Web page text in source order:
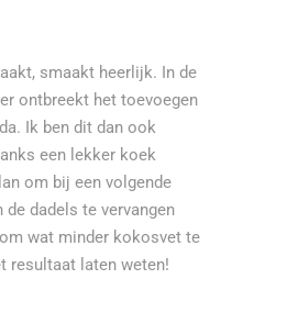
smaakt heerlijk. In de
ontbreekt het toevoegen
Ik ben dit dan ook
een lekker koek
om bij een volgende
de dadels te vervangen
wat minder kokosvet te
resultaat laten weten!